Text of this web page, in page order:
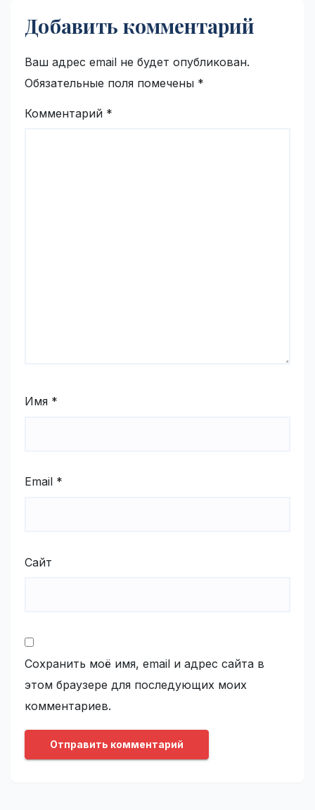
Добавить комментарий
Ваш адрес email не будет опубликован.
Обязательные поля помечены *
Комментарий *
Имя *
Email *
Сайт
Сохранить моё имя, email и адрес сайта в
этом браузере для последующих моих
комментариев.